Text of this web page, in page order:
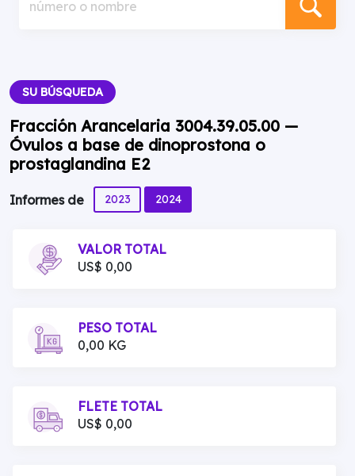
número o nombre
SU BÚSQUEDA
Fracción Arancelaria 3004.39.05.00 —
Óvulos a base de dinoprostona o
prostaglandina E2
Informes de 2023 2024
VALOR TOTAL
US$ 0,00
PESO TOTAL
0,00 KG
FLETE TOTAL
US$ 0,00